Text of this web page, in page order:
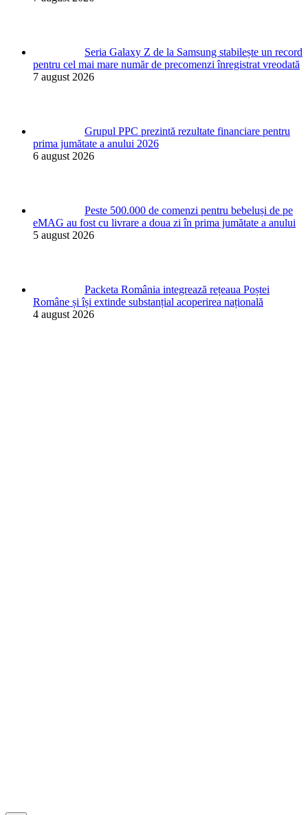
Seria Galaxy Z de la Samsung stabilește un record
pentru cel mai mare număr de precomenzi înregistrat vreodată
7 august 2026
Grupul PPC prezintă rezultate financiare pentru
prima jumătate a anului 2026
6 august 2026
Peste 500.000 de comenzi pentru bebeluși de pe
eMAG au fost cu livrare a doua zi în prima jumătate a anului
5 august 2026
Packeta România integrează rețeaua Poștei
Române și își extinde substanțial acoperirea națională
4 august 2026